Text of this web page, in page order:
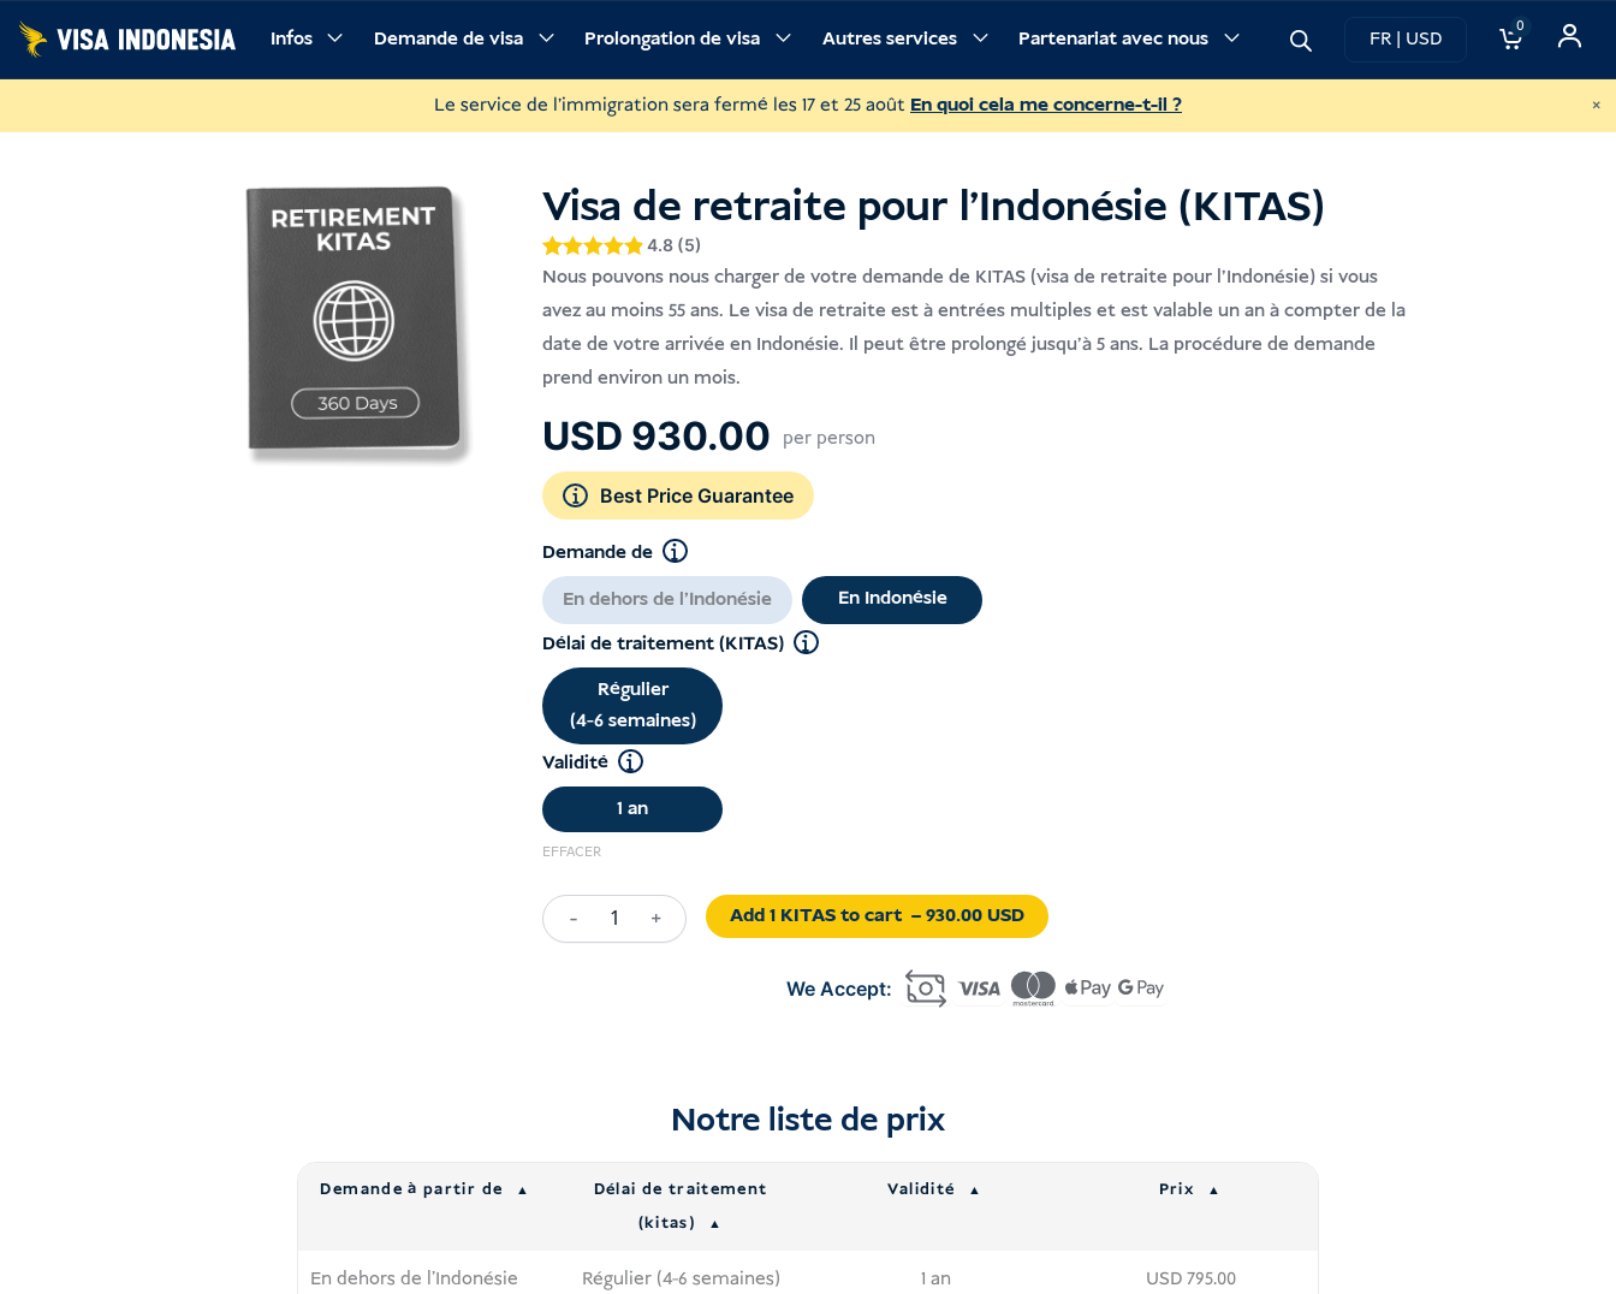
Skip
content
Infos Demande de visa Prolongation de visa Autres services Partenariat avec nous FR | USD
0
Le service de l'immigration sera fermé les 17 et 25 août En quoi cela me concerne-t-il ? ×
Pourquoi réserver avec nous L’essentiel à savoir Description Conditions Procédure Foire aux questions
Visa de retraite pour l'Indonésie (KITAS)
Noté4.8
sur 5
basé sur
4.8
notations
client
4.8 (5)
Nous pouvons nous charger de votre demande de KITAS (visa de retraite pour l'Indonésie) si vous
avez au moins 55 ans. Le visa de retraite est à entrées multiples et est valable un an à compter de la
date de votre arrivée en Indonésie. Il peut être prolongé jusqu'à 5 ans. La procédure de demande
prend environ un mois.
USD 930.00 per person
Best Price Guarantee
Demande de
En dehors de l'Indonésie
En Indonésie
Délai de traitement (KITAS)
Régulier
(4-6 semaines)
Validité
1 an
EFFACER
-
Quantité
+ Add 1 KITAS to cart – 930.00 USD
Notre liste de prix
Demande à partir de
Délai de traitement
(kitas)
Validité Prix
En dehors de l'Indonésie Régulier (4-6 semaines) 1 an USD795.00